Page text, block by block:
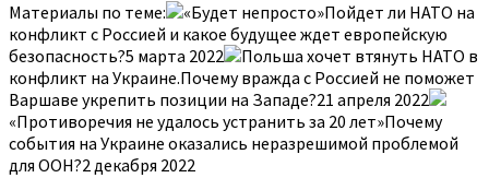
Материалы по теме:
«Будет непросто»Пойдет ли НАТО на
конфликт с Россией и какое будущее ждет европейскую
безопасность?5 марта 2022
Польша хочет втянуть НАТО в
конфликт на Украине.Почему вражда с Россией не поможет
Варшаве укрепить позиции на Западе?21 апреля 2022
«Противоречия не удалось устранить за 20 лет»Почему
события на Украине оказались неразрешимой проблемой
для ООН?2 декабря 2022